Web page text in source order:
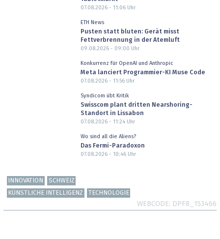
07.08.2026 - 11:06Uhr
ETH News
Pusten statt bluten: Gerät misst
Fettverbrennung in der Atemluft
09.08.2026 - 09:00 Uhr
Konkurrenz für OpenAI und Anthropic
Meta lanciert Programmier-KI Muse Code
07.08.2026 - 11:56Uhr
Syndicom übt Kritik
Swisscom plant dritten Nearshoring-
Standort in Lissabon
07.08.2026 - 11:24Uhr
Wo sind all die Aliens?
Das Fermi-Paradoxon
07.08.2026 - 10:46Uhr
INNOVATION
SCHWEIZ
KÜNSTLICHE INTELLIGENZ
TECHNOLOGIE
WEBCODE DPF8_153466